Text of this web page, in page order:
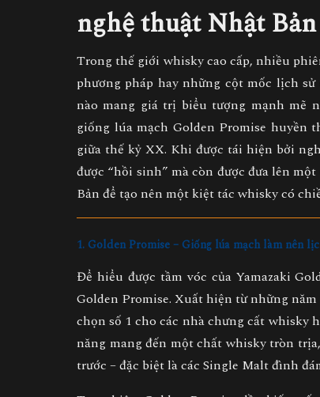
nghệ thuật Nhật Bản
Trong thế giới whisky cao cấp, nhiều
phương pháp hay những cột mốc lịch
nào mang giá trị biểu tượng mạnh mẽ
giống lúa mạch Golden Promise huyền
giữa thế kỷ XX. Khi được tái hiện bởi
được “hồi sinh” mà còn được đưa lên
Bản để tạo nên một kiệt tác whisky có
1. Golden Promise – Giống lúa mạch làm nên
Để hiểu được tầm vóc của Yamazaki
Golden Promise. Xuất hiện từ những
chọn số 1 cho các nhà chưng cất whisky
năng mang đến một chất whisky tròn
trước – đặc biệt là các Single Malt đình